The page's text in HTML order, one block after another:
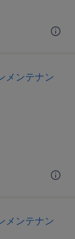
メンテナン
メンテナン